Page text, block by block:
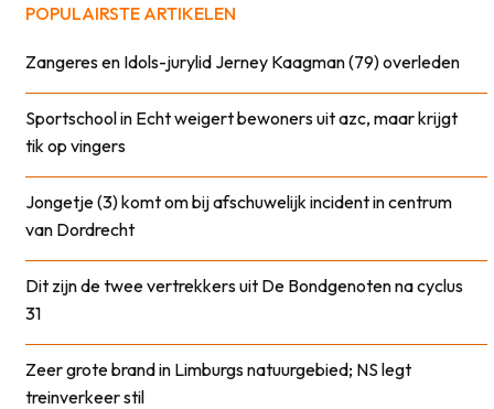
POPULAIRSTE ARTIKELEN
Zangeres en Idols-jurylid Jerney Kaagman (79) overleden
Sportschool in Echt weigert bewoners uit azc, maar krijgt
tik op vingers
Jongetje (3) komt om bij afschuwelijk incident in centrum
van Dordrecht
Dit zijn de twee vertrekkers uit De Bondgenoten na cyclus
31
Zeer grote brand in Limburgs natuurgebied; NS legt
treinverkeer stil